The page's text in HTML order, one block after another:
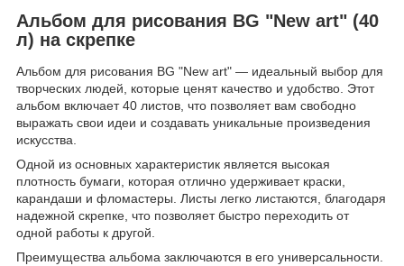
Альбом для рисования BG "New art" (40
л) на скрепке
Альбом для рисования BG "New art" — идеальный выбор для
творческих людей, которые ценят качество и удобство. Этот
альбом включает 40 листов, что позволяет вам свободно
выражать свои идеи и создавать уникальные произведения
искусства.
Одной из основных характеристик является высокая
плотность бумаги, которая отлично удерживает краски,
карандаши и фломастеры. Листы легко листаются, благодаря
надежной скрепке, что позволяет быстро переходить от
одной работы к другой.
Преимущества альбома заключаются в его универсальности.